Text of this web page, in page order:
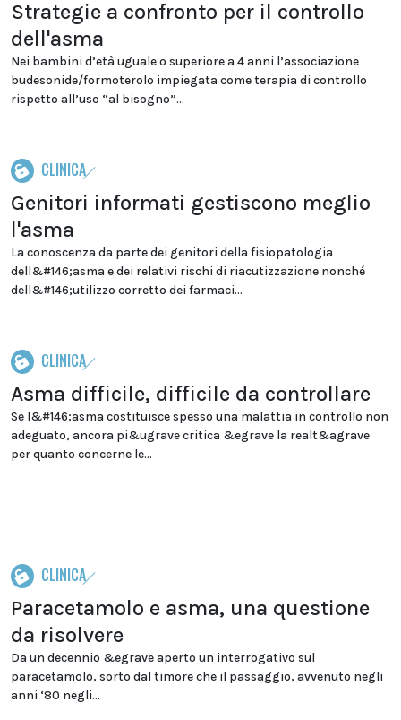
Strategie a confronto per il controllo
dell'asma
Nei bambini d’età uguale o superiore a 4 anni l’associazione
budesonide/formoterolo impiegata come terapia di controllo
rispetto all’uso “al bisogno”...
CLINICA
Genitori informati gestiscono meglio
l'asma
La conoscenza da parte dei genitori della fisiopatologia
dell&#146;asma e dei relativi rischi di riacutizzazione nonché
dell&#146;utilizzo corretto dei farmaci...
CLINICA
Asma difficile, difficile da controllare
Se l&#146;asma costituisce spesso una malattia in controllo non
adeguato, ancora pi&ugrave critica &egrave la realt&agrave
per quanto concerne le...
CLINICA
Paracetamolo e asma, una questione
da risolvere
Da un decennio &egrave aperto un interrogativo sul
paracetamolo, sorto dal timore che il passaggio, avvenuto negli
anni ‘80 negli...